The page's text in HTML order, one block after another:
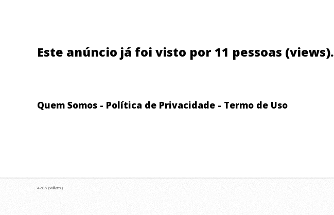
Este anúncio já foi visto por 11 pessoas (views).
Quem Somos - Política de Privacidade - Termo de Uso
4286 (William )